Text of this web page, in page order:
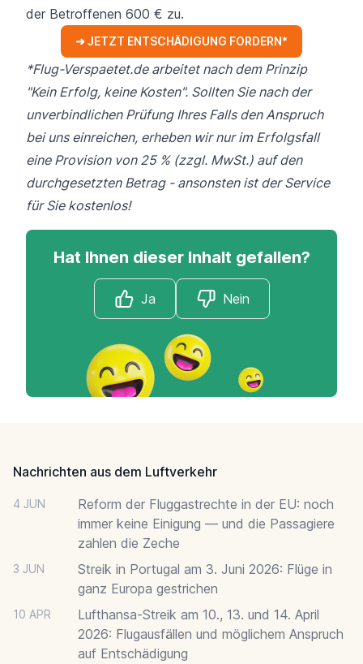
der Betroffenen 600 € zu.
➜ JETZT ENTSCHÄDIGUNG FORDERN*
*Flug-Verspaetet.de arbeitet nach dem Prinzip
"Kein Erfolg, keine Kosten". Sollten Sie nach der
unverbindlichen Prüfung Ihres Falls den Anspruch
bei uns einreichen, erheben wir nur im Erfolgsfall
eine Provision von 25 % (zzgl. MwSt.) auf den
durchgesetzten Betrag - ansonsten ist der Service
für Sie kostenlos!
Hat Ihnen dieser Inhalt gefallen?
Ja Nein
Nachrichten aus dem Luftverkehr
4 JUN
Reform der Fluggastrechte in der EU: noch
immer keine Einigung — und die Passagiere
zahlen die Zeche
3 JUN
Streik in Portugal am 3. Juni 2026: Flüge in
ganz Europa gestrichen
10 APR
Lufthansa-Streik am 10., 13. und 14. April
2026: Flugausfällen und möglichem Anspruch
auf Entschädigung